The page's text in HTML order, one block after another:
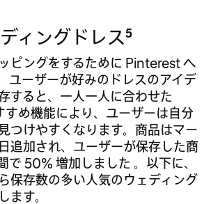
ィングドレス 5
ピングをするために Pinterest へ
ユーザーが好みのドレスのアイデ
すると、一人一人に合わせた
め機能により、ユーザーは自分
つけやすくなります。商品はマー
追加され、ユーザーが保存した商
で 50% 増加しました 。以下に、
保存数の多い人気のウェディング
ます。